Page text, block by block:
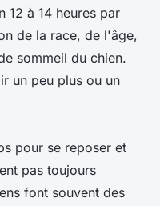
12 à 14 heures par
de la race, de l'âge,
sommeil du chien.
un peu plus ou un
pour se reposer et
pas toujours
font souvent des